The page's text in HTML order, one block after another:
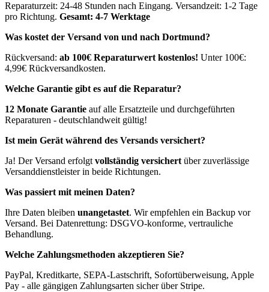
Reparaturzeit: 24-48 Stunden nach Eingang. Versandzeit: 1-2 Tage
pro Richtung. Gesamt: 4-7 Werktage
Was kostet der Versand von und nach Dortmund?
Rückversand: ab 100€ Reparaturwert kostenlos! Unter 100€:
4,99€ Rückversandkosten.
Welche Garantie gibt es auf die Reparatur?
12 Monate Garantie auf alle Ersatzteile und durchgeführten
Reparaturen - deutschlandweit gültig!
Ist mein Gerät während des Versands versichert?
Ja! Der Versand erfolgt vollständig versichert über zuverlässige
Versanddienstleister in beide Richtungen.
Was passiert mit meinen Daten?
Ihre Daten bleiben unangetastet. Wir empfehlen ein Backup vor
Versand. Bei Datenrettung: DSGVO-konforme, vertrauliche
Behandlung.
Welche Zahlungsmethoden akzeptieren Sie?
PayPal, Kreditkarte, SEPA-Lastschrift, Sofortüberweisung, Apple
Pay - alle gängigen Zahlungsarten sicher über Stripe.